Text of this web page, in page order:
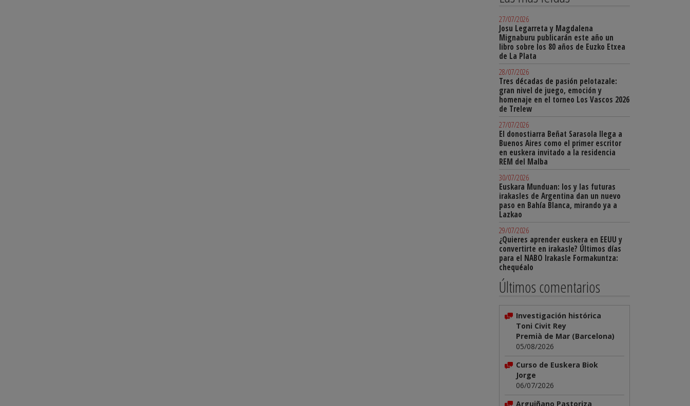
27/07/2026
Josu Legarreta y Magdalena
Mignaburu publicarán este año un
libro sobre los 80 años de Euzko Etxea
de La Plata
28/07/2026
Tres décadas de pasión pelotazale:
gran nivel de juego, emoción y
homenaje en el torneo Los Vascos 2026
de Trelew
27/07/2026
El donostiarra Beñat Sarasola llega a
Buenos Aires como el primer escritor
en euskera invitado a la residencia
REM del Malba
30/07/2026
Euskara Munduan: los y las futuras
irakasles de Argentina dan un nuevo
paso en Bahía Blanca, mirando ya a
Lazkao
29/07/2026
¿Quieres aprender euskera en EEUU y
convertirte en irakasle? Últimos días
para el NABO Irakasle Formakuntza:
chequéalo
Últimos comentarios
Investigación histórica
Toni Civit Rey
Premià de Mar (Barcelona)
05/08/2026
Curso de Euskera Biok
Jorge
06/07/2026
Arguiñano Pastoriza